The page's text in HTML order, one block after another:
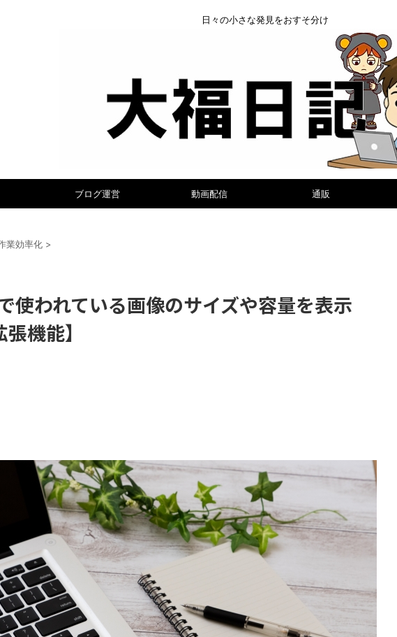
日々の小さな発見をおすそ分け
ブログ運営 動画配信 通販
業効率化 >
使われている画像のサイズや容量を表示
機能】